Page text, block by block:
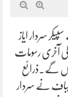
سردار ایاز
آخری رسومات
روانہ ہوں گے۔ذرائع
نے سردار